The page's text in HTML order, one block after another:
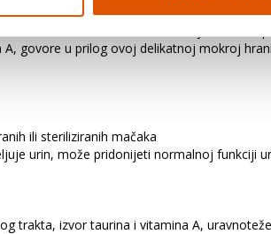
Pouches Chickenfokusiran je upravo na
Pouches Chicken idealna je kao
govore u prilog ovoj delikatnoj mokroj
ili steriliziranih mačaka
urin, može pridonijeti normalnoj funkciji
trakta, izvor taurina i vitamina A,